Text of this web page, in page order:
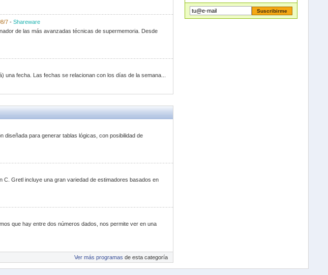
7- Shareware
de las más avanzadas técnicas de supermemoria. Desde
fecha. Las fechas se relacionan con los días de la semana...
diseñada para generar tablas lógicas, con posibilidad de
C. Gretl incluye una gran variedad de estimadores basados en
que hay entre dos números dados, nos permite ver en una
Ver más programas de esta categoría